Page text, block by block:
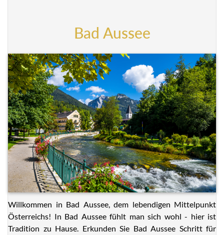
Bad Aussee
Willkommen in Bad Aussee, dem lebendigen Mittelpunkt
Österreichs! In Bad Aussee fühlt man sich wohl - hier ist
Tradition zu Hause. Erkunden Sie Bad Aussee Schritt für